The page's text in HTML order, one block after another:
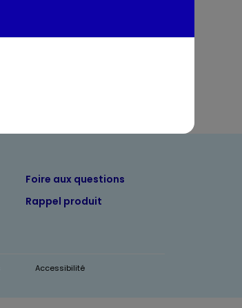
Foire aux questions
Rappel produit
Accessibilité